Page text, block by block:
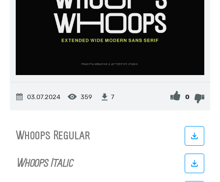
03.07.2024 359 7 0